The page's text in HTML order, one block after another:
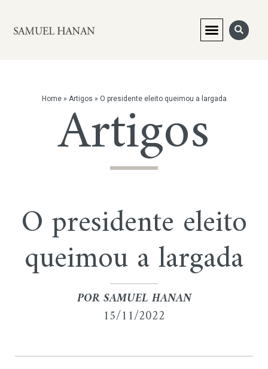
Home» Artigos » O presidente eleito queimou a largada
Artigos
O presidente eleito
queimou a largada
PORSAMUEL HANAN
15/11/2022